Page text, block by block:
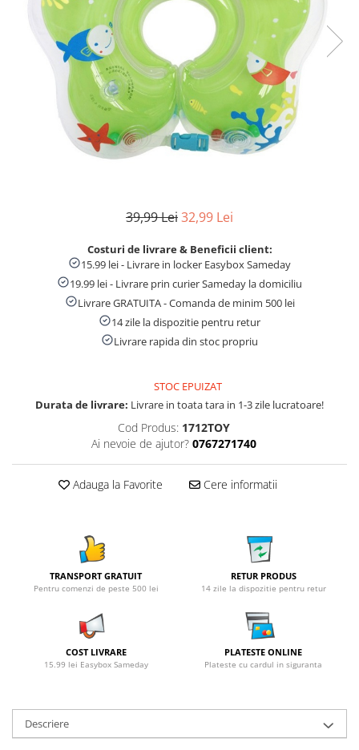
Tablite educative
39,99 Lei32,99 Lei
Costuri de livrare & Beneficii client:
15.99 lei - Livrare in locker Easybox Sameday
19.99 lei - Livrare prin curier Sameday la domiciliu
Livrare GRATUITA - Comanda de minim 500 lei
14 zile la dispozitie pentru retur
Livrare rapida din stoc propriu
STOC EPUIZAT
Durata de livrare: Livrare in toata tara in 1-3 zile lucratoare!
Cod Produs: 1712TOY
Ai nevoie de ajutor? 0767271740
Adauga la Favorite Cere informatii
TRANSPORT GRATUIT
Pentru comenzi de peste 500 lei
RETUR PRODUS
14 zile la dispozitie pentru retur
COST LIVRARE
15.99 lei Easybox Sameday
PLATESTE ONLINE
Plateste cu cardul in siguranta
Descriere